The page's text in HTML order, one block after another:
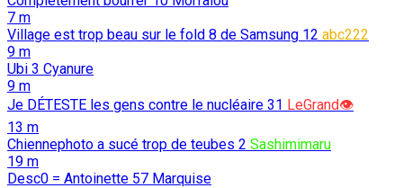
7 m
Village est trop beau sur le fold 8 de Samsung 12 abc222
9 m
Ubi 3 Cyanure
9 m
Je DÉTESTE les gens contre le nucléaire 31 LeGrand👁️
13 m
Chiennephoto a sucé trop de teubes 2 Sashimimaru
19 m
Desc0 = Antoinette 57 Marquise